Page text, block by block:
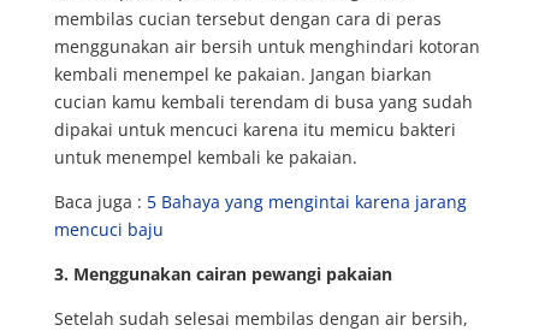
membilas cucian tersebut dengan cara di peras
menggunakan air bersih untuk menghindari kotoran
kembali menempel ke pakaian. Jangan biarkan
cucian kamu kembali terendam di busa yang sudah
dipakai untuk mencuci karena itu memicu bakteri
untuk menempel kembali ke pakaian.
Baca juga : 5 Bahaya yang mengintai karena jarang
mencuci baju
3. Menggunakan cairan pewangi pakaian
Setelah sudah selesai membilas dengan air bersih,